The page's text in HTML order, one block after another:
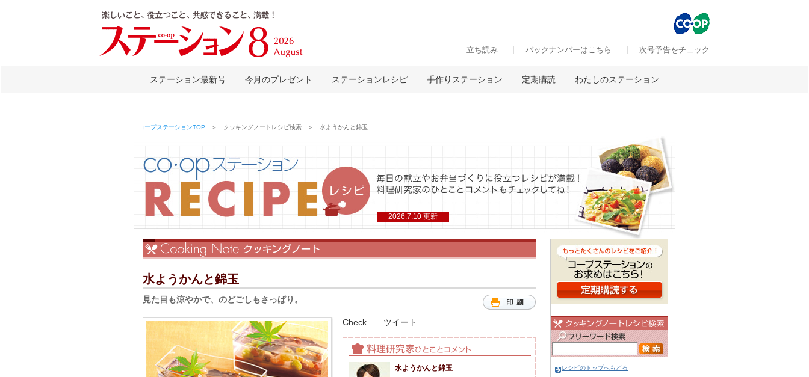
立ち読み バックナンバーはこちら 次号予告をチェック
ステーション最新号 今月のプレゼント ステーションレシピ 手作りステーション 定期購読 わたしのステーション
コープステーションTOP ＞ クッキングノートレシピ検索 ＞ 水ようかんと錦玉
2026.7.10 更新
水ようかんと錦玉
見た目も涼やかで、のどごしもさっぱり。
Check ツイート
水ようかんと錦玉 レシピのトップへもどる